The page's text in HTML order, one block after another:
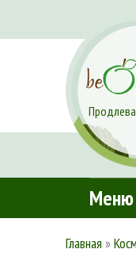
Меню
Главная »